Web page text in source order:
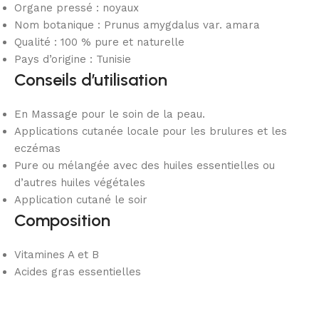
Organe pressé : noyaux
Nom botanique : Prunus amygdalus var. amara
Qualité : 100 % pure et naturelle
Pays d’origine : Tunisie
Conseils d’utilisation
En Massage pour le soin de la peau.
Applications cutanée locale pour les brulures et les
eczémas
Pure ou mélangée avec des huiles essentielles ou
d’autres huiles végétales
Application cutané le soir
Composition
Vitamines A et B
Acides gras essentielles